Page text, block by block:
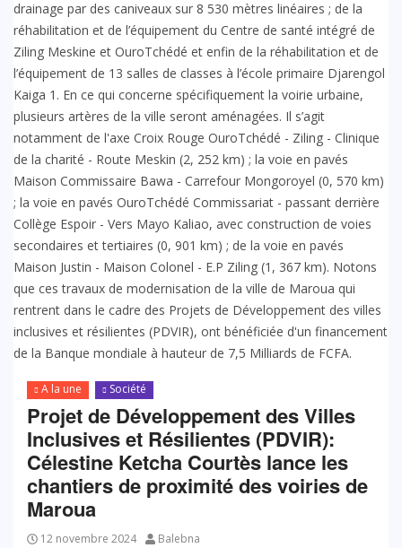
A la une Société
Projet de Développement des Villes
Inclusives et Résilientes (PDVIR):
Célestine Ketcha Courtès lance les
chantiers de proximité des voiries de
Maroua
12 novembre 2024 Balebna